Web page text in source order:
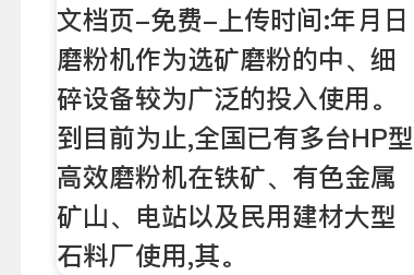
文档页-免费-上传时间:年月日
磨粉机作为选矿磨粉的中、细
碎设备较为广泛的投入使用。
到目前为止,全国已有多台HP型
高效磨粉机在铁矿、有色金属
矿山、电站以及民用建材大型
石料厂使用,其。